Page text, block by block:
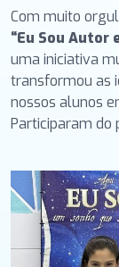
Com muito
“Eu Sou Autor
uma iniciativa
transformou as
nossos alunos
Participaram do